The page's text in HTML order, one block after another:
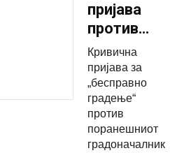
пријава
против
Стевчо
за
градење“
Кривична
пријава за
„бесправно
градење“
против
поранешниот
градоначалник